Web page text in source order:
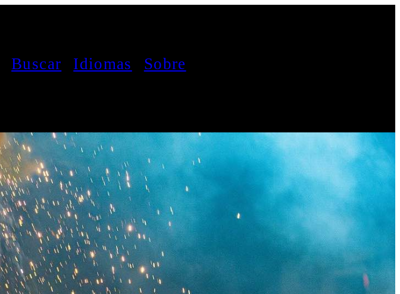
Buscar Idiomas Sobre